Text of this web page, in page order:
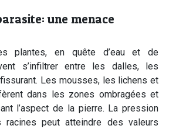
une menace
plantes, en quête d’eau et de
s’infiltrer entre les dalles, les
Les mousses, les lichens et
dans les zones ombragées et
l’aspect de la pierre. La pression
racines peut atteindre des valeurs